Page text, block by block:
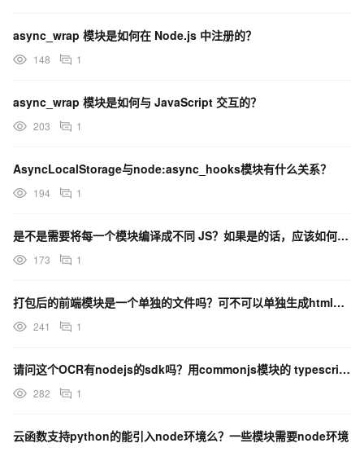
async_wrap 模块是如何在 Node.js 中注册的？
148 1
async_wrap 模块是如何与 JavaScript 交互的？
203 1
AsyncLocalStorage与node:async_hooks模块有什么关系？
194 1
是不是需要将每一个模块编译成不同 JS？如果是的话，应该如何配置？否则应该采用什么样的思路？
173 1
打包后的前端模块是一个单独的文件吗？可不可以单独生成html，css，js之类的分类文件夹？
241 1
请问这个OCR有nodejs的sdk吗？用commonjs模块的 typescript这里用的mod
282 1
云函数支持python的能引入node环境么？一些模块需要node环境